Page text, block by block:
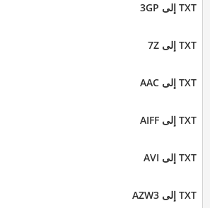
TXT إلى 3GP
TXT إلى 7Z
TXT إلى AAC
TXT إلى AIFF
TXT إلى AVI
TXT إلى AZW3